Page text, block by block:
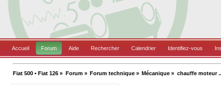
Accueil Forum Aide Rechercher Calendrier Identifiez-vous
Fiat 500 • Fiat 126 » Forum» Forum technique» Mécanique » chauffe moteur